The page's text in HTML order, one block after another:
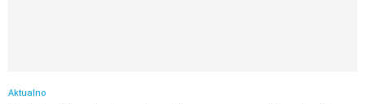
Aktualno